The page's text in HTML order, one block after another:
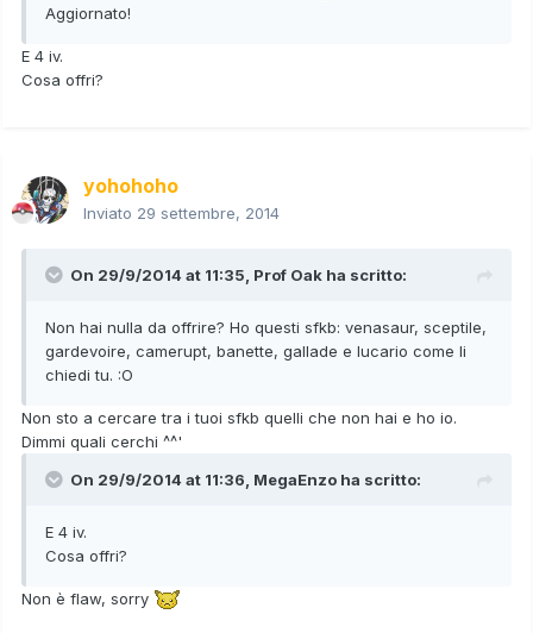
Aggiornato!
E 4 iv.
Cosa offri?
yohohoho
Inviato 29 settembre, 2014
On 29/9/2014 at 11:35, Prof Oak ha scritto:
Non hai nulla da offrire? Ho questi sfkb: venasaur, sceptile,
gardevoire, camerupt, banette, gallade e lucario come li
chiedi tu. :O
Non sto a cercare tra i tuoi sfkb quelli che non hai e ho io.
Dimmi quali cerchi ^^'
On 29/9/2014 at 11:36, MegaEnzo ha scritto:
E 4 iv.
Cosa offri?
Non è flaw, sorry